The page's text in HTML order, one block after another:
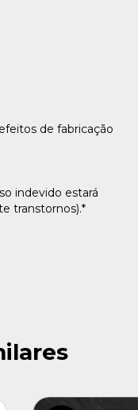
de fabricação
indevido estará
transtornos).*